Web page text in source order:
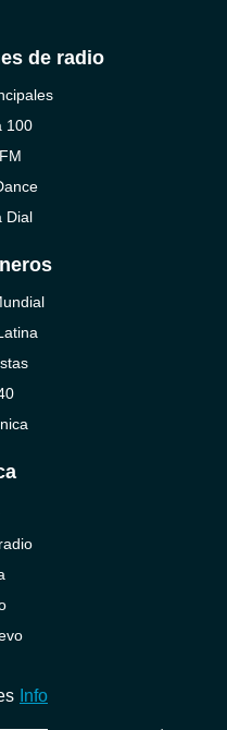
de radio
100
Dial
Info